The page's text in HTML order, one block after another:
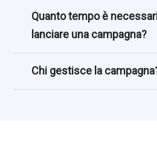
Quanto tempo è
lanciare una campagna?
Chi gestisce la